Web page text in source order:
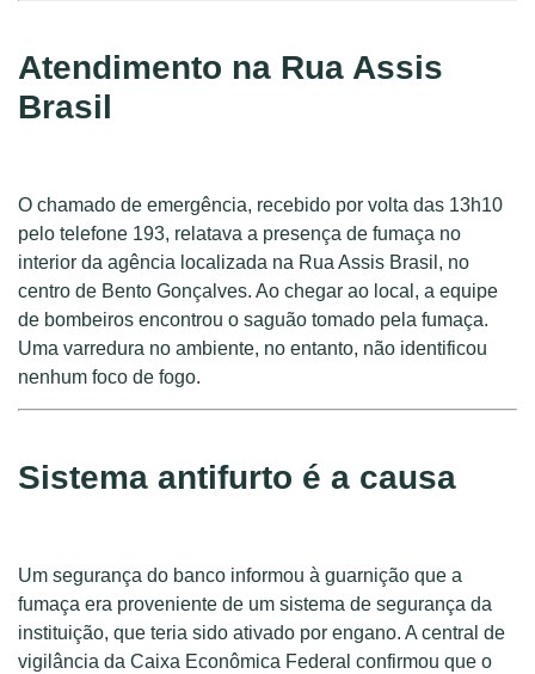
Atendimento na Rua Assis
Brasil
O chamado de emergência, recebido por volta das 13h10
pelo telefone 193, relatava a presença de fumaça no
interior da agência localizada na Rua Assis Brasil, no
centro de Bento Gonçalves. Ao chegar ao local, a equipe
de bombeiros encontrou o saguão tomado pela fumaça.
Uma varredura no ambiente, no entanto, não identificou
nenhum foco de fogo.
Sistema antifurto é a causa
Um segurança do banco informou à guarnição que a
fumaça era proveniente de um sistema de segurança da
instituição, que teria sido ativado por engano. A central de
vigilância da Caixa Econômica Federal confirmou que o